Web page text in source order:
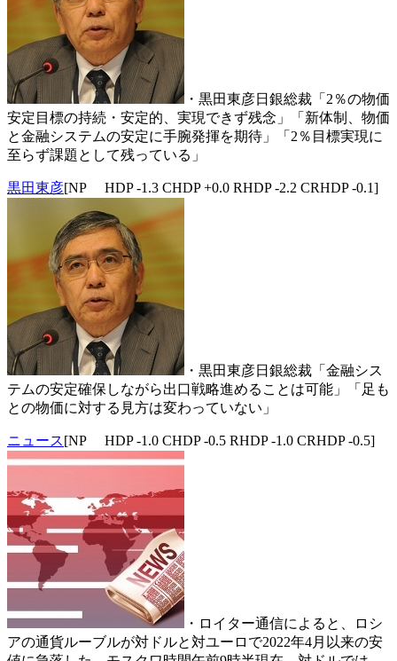
・黒田東彦日銀総裁「2％の物価
安定目標の持続・安定的、実現できず残念」「新体制、物価
と金融システムの安定に手腕発揮を期待」「2％目標実現に
至らず課題として残っている」
黒田東彦[NP HDP -1.3 CHDP +0.0 RHDP -2.2 CRHDP -0.1]
・黒田東彦日銀総裁「金融シス
テムの安定確保しながら出口戦略進めることは可能」「足も
との物価に対する見方は変わっていない」
ニュース[NP HDP -1.0 CHDP -0.5 RHDP -1.0 CRHDP -0.5]
・ロイター通信によると、ロシ
アの通貨ルーブルが対ドルと対ユーロで2022年4月以来の安